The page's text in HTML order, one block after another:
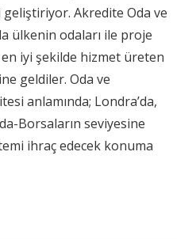
geliştiriyor. Akredite Oda ve
ülkenin odaları ile proje
iyi şekilde hizmet üreten
geldiler. Oda ve
anlamında; Londra’da,
Borsaların seviyesine
ihraç edecek konuma